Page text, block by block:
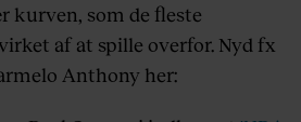
kurven, som de fleste
af at spille overfor. Nyd fx
Anthony her: